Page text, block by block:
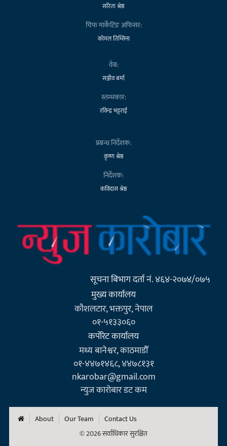
सरिता श्रेष्ठ
चिफ मार्केटिङ अफिसर:
कोमल तिम्सिना
वेब:
सञ्जीव बर्मा
स्तम्भकार:
रविन्द्र भट्टराई
प्रबन्ध निर्देशक:
कृष्ण श्रेष्ठ
निर्देशक:
कविदास श्रेष्ठ
सूचना बिभाग दर्ता नं. ४६४-२०७४/०७५
मुख्य कार्यालय
कौशलटार, भक्तपुर, नेपाल
०१-५१३३०६०
कर्पाेरेट कार्यालय
मध्य बानेश्वर, काठमाडौँ
०१-४४७१४६८, ४४७८१३१
nkarobar@gmail.com
न्युज कारोबार डट कम
About Our Team
Contact Us
© 2026 सर्वाधिकार सुरक्षित